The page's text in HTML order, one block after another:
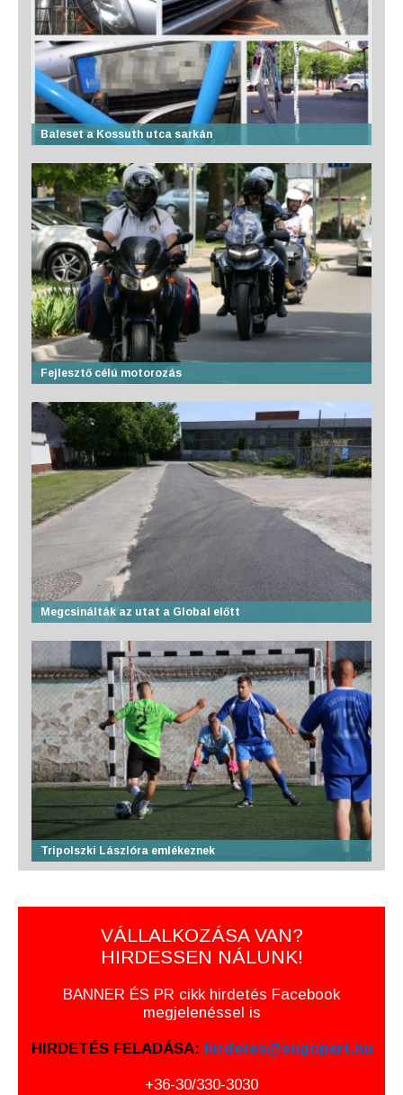
Baleset a Kossuth utca sarkán
Fejlesztő célú motorozás
Megcsinálták az utat a Global előtt
Tripolszki Lászlóra emlékeznek
VÁLLALKOZÁSA VAN?
HIRDESSEN NÁLUNK!
BANNER ÉS PR cikk hirdetés Facebook
megjelenéssel is
HIRDETÉS FELADÁSA: hirdetes@sugopart.hu
+36-30/330-3030